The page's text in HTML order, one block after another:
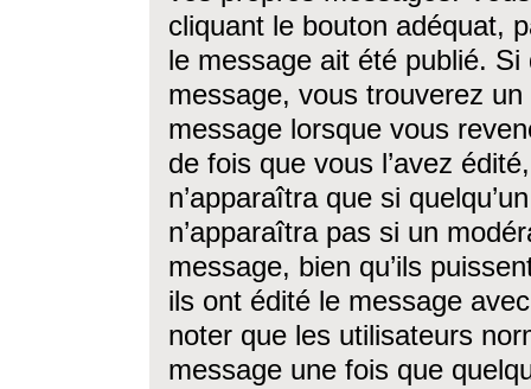
cliquant le bouton adéquat,
le message ait été publié. Si
message, vous trouverez
message lorsque vous
de fois que vous l’avez
n’apparaîtra que si
n’apparaîtra pas si un
message, bien qu’ils
ils ont édité le message
noter que les utilisateurs
message une fois que